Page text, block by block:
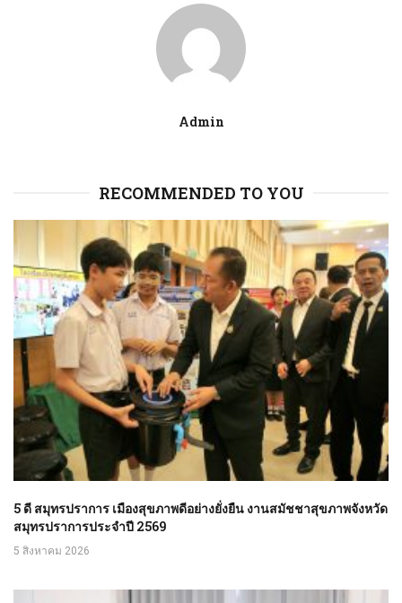
Admin
RECOMMENDED TO YOU
5 ดี สมุทรปราการ เมืองสุขภาพดีอย่างยั่งยืน งานสมัชชาสุขภาพจังหวัด
สมุทรปราการประจำปี 2569
5 สิงหาคม 2026